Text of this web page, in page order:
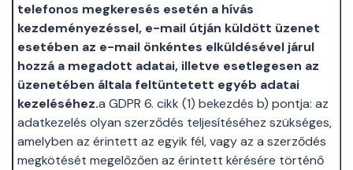
telefonos megkeresés esetén a hívás
kezdeményezéssel, e-mail útján küldött üzenet
esetében az e-mail önkéntes elküldésével járul
hozzá a megadott adatai, illetve esetlegesen az
üzenetében általa feltüntetett egyéb adatai
kezeléséhez.a GDPR 6. cikk (1) bekezdés b) pontja: az
adatkezelés olyan szerződés teljesítéséhez szükséges,
amelyben az érintett az egyik fél, vagy az a szerződés
megkötését megelőzően az érintett kérésére történő